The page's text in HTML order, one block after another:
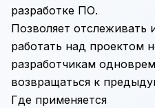
разработке ПО.
Позволяет отслеживать
работать над проектом
разработчикам
возвращаться к
Где применяется